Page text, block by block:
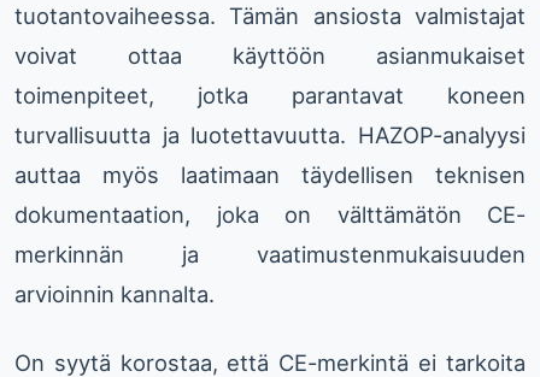
tuotantovaiheessa. Tämän ansiosta valmistajat
voivat ottaa käyttöön asianmukaiset
toimenpiteet, jotka parantavat koneen
turvallisuutta ja luotettavuutta. HAZOP-analyysi
auttaa myös laatimaan täydellisen teknisen
dokumentaation, joka on välttämätön CE-
merkinnän ja vaatimustenmukaisuuden
arvioinnin kannalta.
On syytä korostaa, että CE-merkintä ei tarkoita